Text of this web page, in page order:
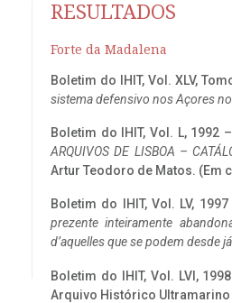
RESULTADOS
Forte da Madalena
Boletim do IHIT, Vol. XLV,
sistema defensivo nos Açores
Boletim do IHIT, Vol. L, 1992 –
ARQUIVOS DE LISBOA –
Artur Teodoro de Matos. (Em
Boletim do IHIT, Vol. LV,
prezente inteiramente
d’aquelles que se podem desde
Boletim do IHIT, Vol. LVI,
Arquivo Histórico Ultramarino